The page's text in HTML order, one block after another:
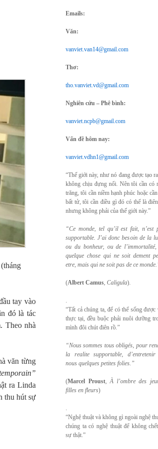
tay vào
đó là tác
Theo nhà
văn từng
ra Linda
thu hút sự
Emails:
Văn:
vanviet.van14@gmail.com
Thơ:
tho.vanviet.vd@gmail.com
Nghiên cứu – Phê bình:
vanviet.ncpb@gmail.com
Vấn đề hôm nay:
vanviet.vdhn1@gmail.com
“Thế giới này, như nó đang được tạo
không chịu đựng nổi. Nên tôi cần có
trăng, tôi cần niềm hạnh phúc hoặc
bất tử, tôi cần điều gì đó có thể là
nhưng không phải của thế giới này.”
“Ce monde, tel qu’il est fait, n’est
supportable. J’ai donc besoin de la
ou du bonheur, ou de
quelque chose qui ne soit dement
etre, mais qui ne soit pas de ce
(Albert Camus, Caligula).
.
“Tất cả chúng ta, để có thể sống được
thực tại, đều buộc phải nuôi dưỡng
mình đôi chút điên rồ.”
“Nous sommes tous obligés, pour
la realite supportable, d’entretenir
nous quelques petites folies.”
(Marcel Proust,À l’ombre des
filles en fleurs)
.
“Nghệ thuật và không gì ngoài nghệ
chúng ta có nghệ thuật để không
sự thật.”